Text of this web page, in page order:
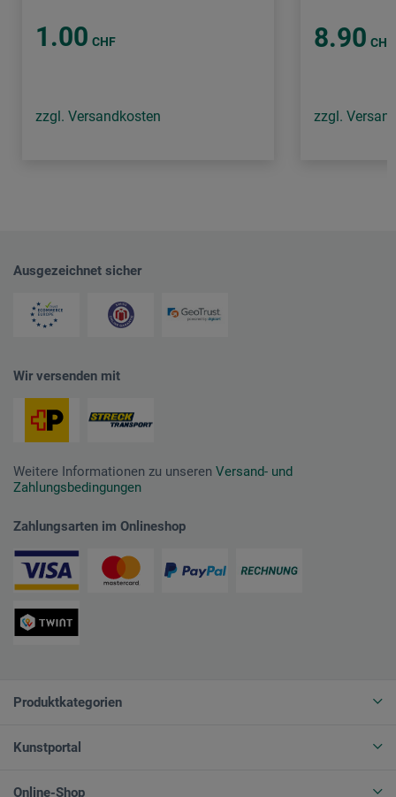
1.00 CHF
zzgl. Versandkosten
8.90 CHF
zzgl.
Ausgezeichnet sicher
Wir versenden mit
Weitere Informationen zu unseren Versand- und
Zahlungsbedingungen
Zahlungsarten im Onlineshop
Produktkategorien
Kunstportal
Online-Shop